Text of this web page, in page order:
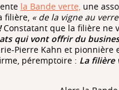
la Bande verte, une
filière, « de la vigne au
Constatant que la filière ne
qui vont offrir du
Pierre Kahn et pionnière
péremptoire : La filière